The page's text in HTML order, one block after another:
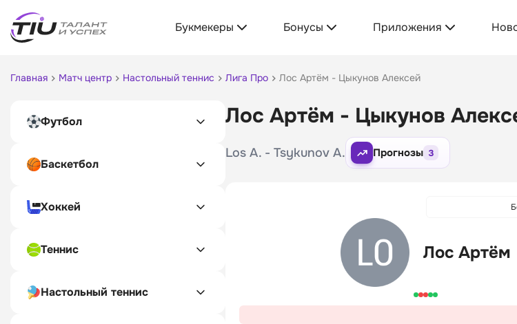
Букмекеры Бонусы Приложения
Главная Матч центр Настольный теннис Лига Про Лос Артём - Цыкунов Алексей
Футбол
Баскетбол
Хоккей
Теннис
Настольный теннис
Лос Артём - Цыкунов
Los A. - Tsykunov A. Прогнозы 3
Лос Артём